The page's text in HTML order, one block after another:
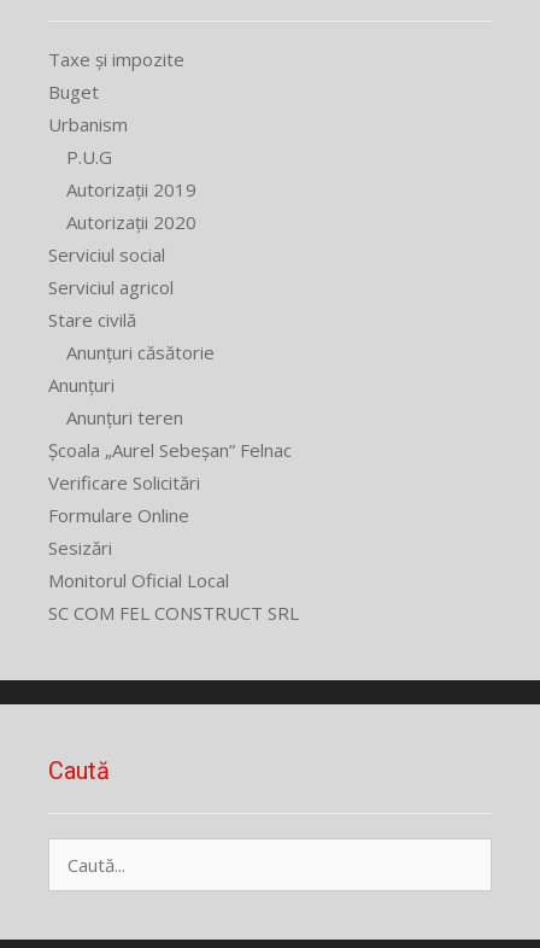
Taxe și impozite
Buget
Urbanism
P.U.G
Autorizații 2019
Autorizații 2020
Serviciul social
Serviciul agricol
Stare civilă
Anunțuri căsătorie
Anunțuri
Anunțuri teren
Școala „Aurel Sebeșan” Felnac
Verificare Solicitări
Formulare Online
Sesizări
Monitorul Oficial Local
SC COM FEL CONSTRUCT SRL
Caută
după: